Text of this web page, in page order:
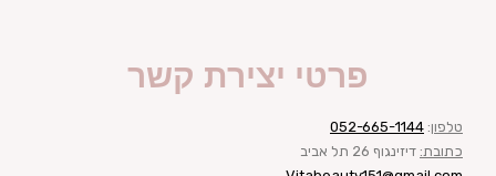
פרטי יצירת קשר
טלפון:
052-665-1144
כתובת: דיזינגוף 26 תל אביב